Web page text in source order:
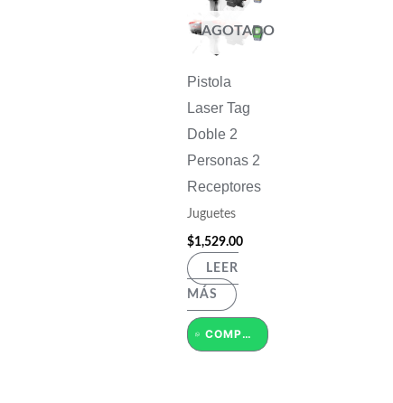
AGOTADO
Pistola
Laser Tag
Doble 2
Personas 2
Receptores
Juguetes
$1,529.00
LEER
MÁS
COMPRAR POR WHATSAPP